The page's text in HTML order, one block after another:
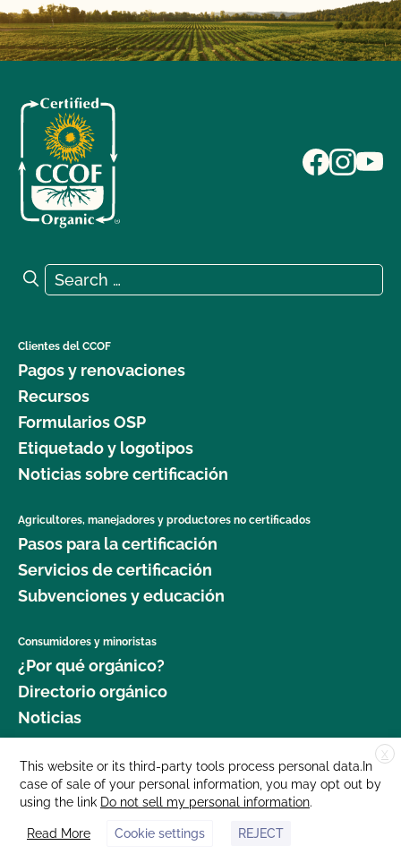
Search for:
Search
Clientes del CCOF
Pagos y renovaciones
Recursos
Formularios OSP
Etiquetado y logotipos
Noticias sobre certificación
Agricultores, manejadores y productores no certificados
Pasos para la certificación
Servicios de certificación
Subvenciones y educación
Consumidores y minoristas
¿Por qué orgánico?
Directorio orgánico
Noticias
Donar
Carreras profesionales
Sala de prensa
Contáctenos
X
This website or its third-party tools process personal data.In
case of sale of your personal information, you may opt out by
using the link Do not sell my personal information.
Read More Cookie settings REJECT